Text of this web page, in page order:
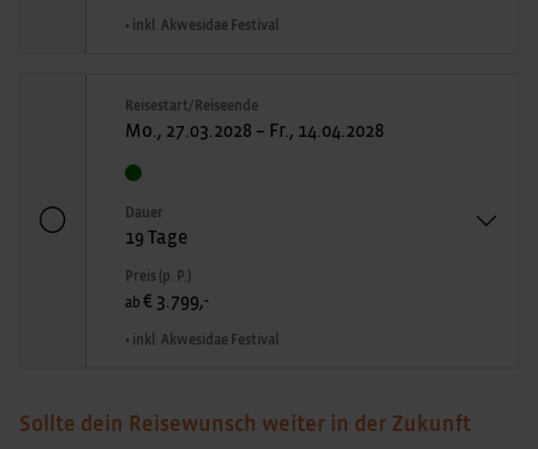
• inkl. Akwesidae Festival
Reisestart/Reiseende
Mo., 27.03.2028 – Fr., 14.04.2028
Dauer
19 Tage
Preis (p. P.)
ab € 3.799,-
• inkl. Akwesidae Festival
Sollte dein Reisewunsch weiter in der Zukunft